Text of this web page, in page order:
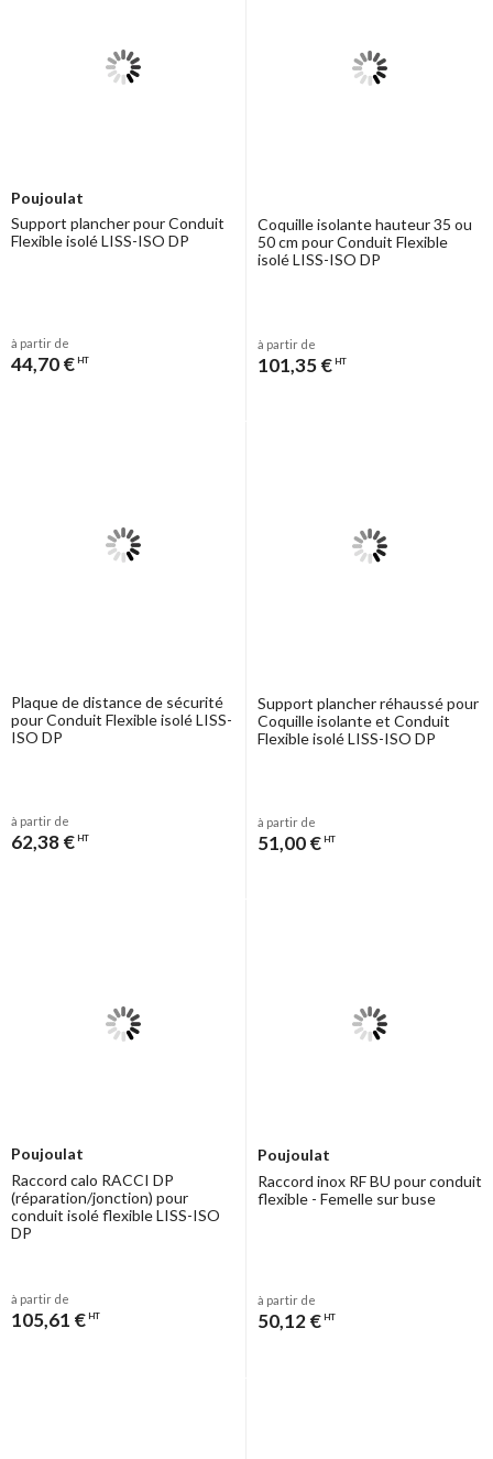
Poujoulat
Support plancher pour Conduit
Flexible isolé LISS-ISO DP
à partir de
44,70 € HT
Coquille isolante hauteur 35 ou
50 cm pour Conduit Flexible
isolé LISS-ISO DP
à partir de
101,35 € HT
Plaque de distance de sécurité
pour Conduit Flexible isolé LISS-
ISO DP
à partir de
62,38 € HT
Support plancher réhaussé pour
Coquille isolante et Conduit
Flexible isolé LISS-ISO DP
à partir de
51,00 € HT
Poujoulat
Raccord calo RACCI DP
(réparation/jonction) pour
conduit isolé flexible LISS-ISO
DP
à partir de
105,61 € HT
Poujoulat
Raccord inox RF BU pour conduit
flexible - Femelle sur buse
à partir de
50,12 € HT